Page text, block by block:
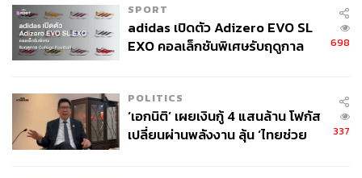
SPORT
adidas เปิดตัว Adizero EVO SL
EXO คอลเล็กชันพิเศษรับฤดูกาล
698
POLITICS
‘เอกนิติ’ เผยเงินกู้ 4 แสนล้าน โฟกัส
เปลี่ยนผ่านพลังงาน ลุ้น ‘ไทยช่วย
337